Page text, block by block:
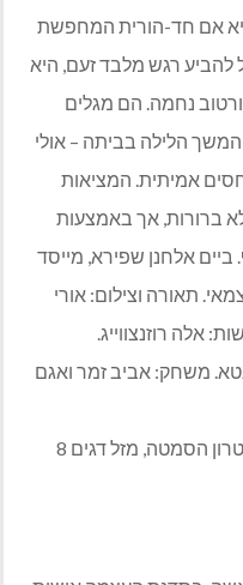
אם חד-הורית המחפשת
להביע רגש מלבד זעם, היא
נחמה. הם מגלים
הלילה בביתה – אולי
אמיתית. המציאות
ברורות, אך באמצעות
אלחנן שפירא, מייסד
תאורה וצילום: אורי
אלה רוזנצווייג.
משחק: אביב זמר ואגם
יום חמישי 3.3.22 בשעה 20:30 תיאטרון הסמטה, מזל דגים 8